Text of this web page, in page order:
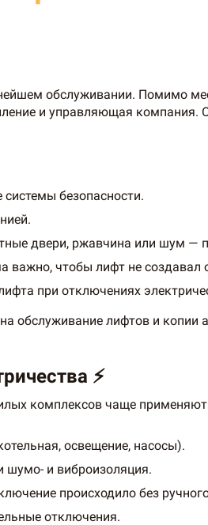
обслуживании. Помимо
и управляющая компания.
безопасности.
двери, ржавчина или шум —
важно, чтобы лифт не создавал
при отключениях
обслуживание лифтов и копии
⚡
комплексов чаще
освещение, насосы).
шумо- и виброизоляция.
происходило без
отключения.